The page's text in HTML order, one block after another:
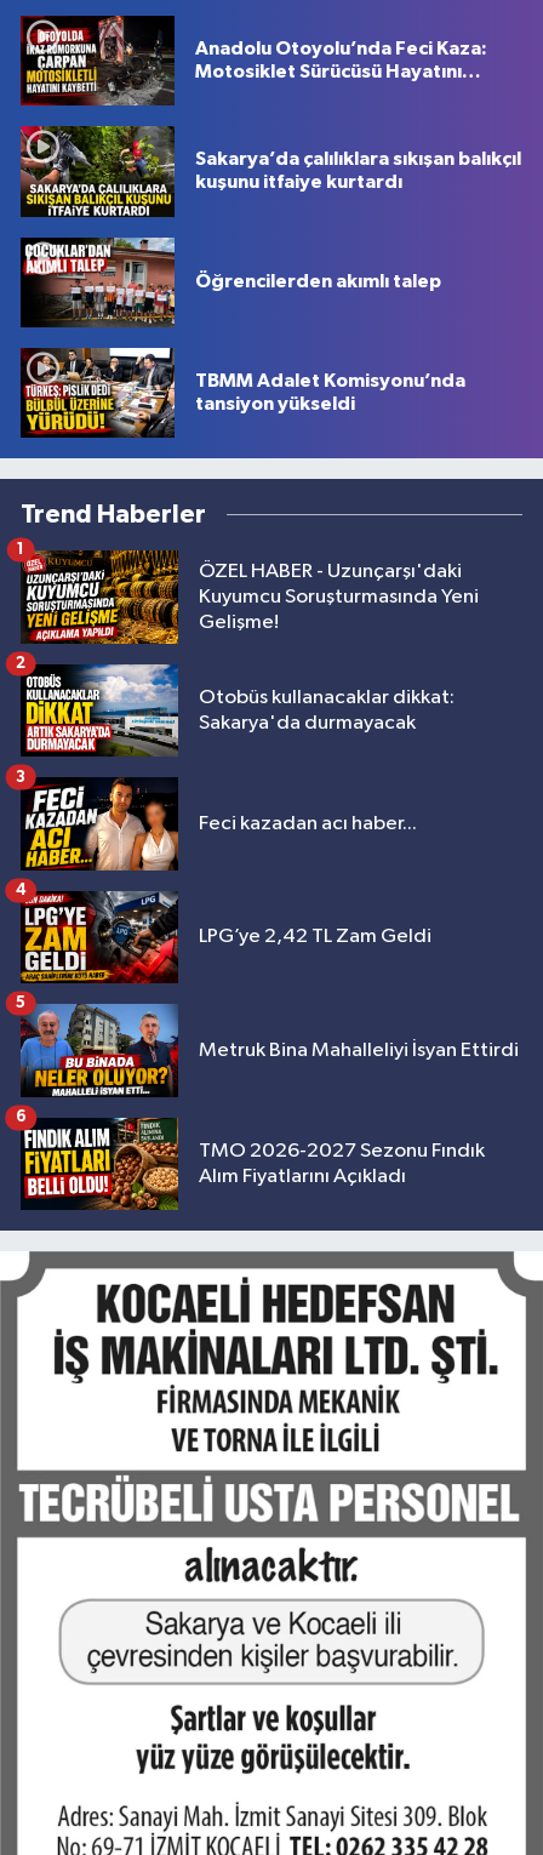
Anadolu Otoyolu’nda Feci Kaza:
Motosiklet Sürücüsü Hayatını
Sakarya’da çalılıklara sıkışan balıkçıl
kuşunu itfaiye kurtardı
Öğrencilerden akımlı talep
TBMM Adalet Komisyonu’nda
tansiyon yükseldi
Trend Haberler
ÖZEL HABER - Uzunçarşı'daki
Kuyumcu Soruşturmasında Yeni
Gelişme!
1
Otobüs kullanacaklar dikkat:
Sakarya'da durmayacak
2
Feci kazadan acı haber...
3
LPG’ye 2,42 TL Zam Geldi
4
Metruk Bina Mahalleliyi İsyan Ettirdi
5
TMO 2026-2027 Sezonu Fındık
Alım Fiyatlarını Açıkladı
6